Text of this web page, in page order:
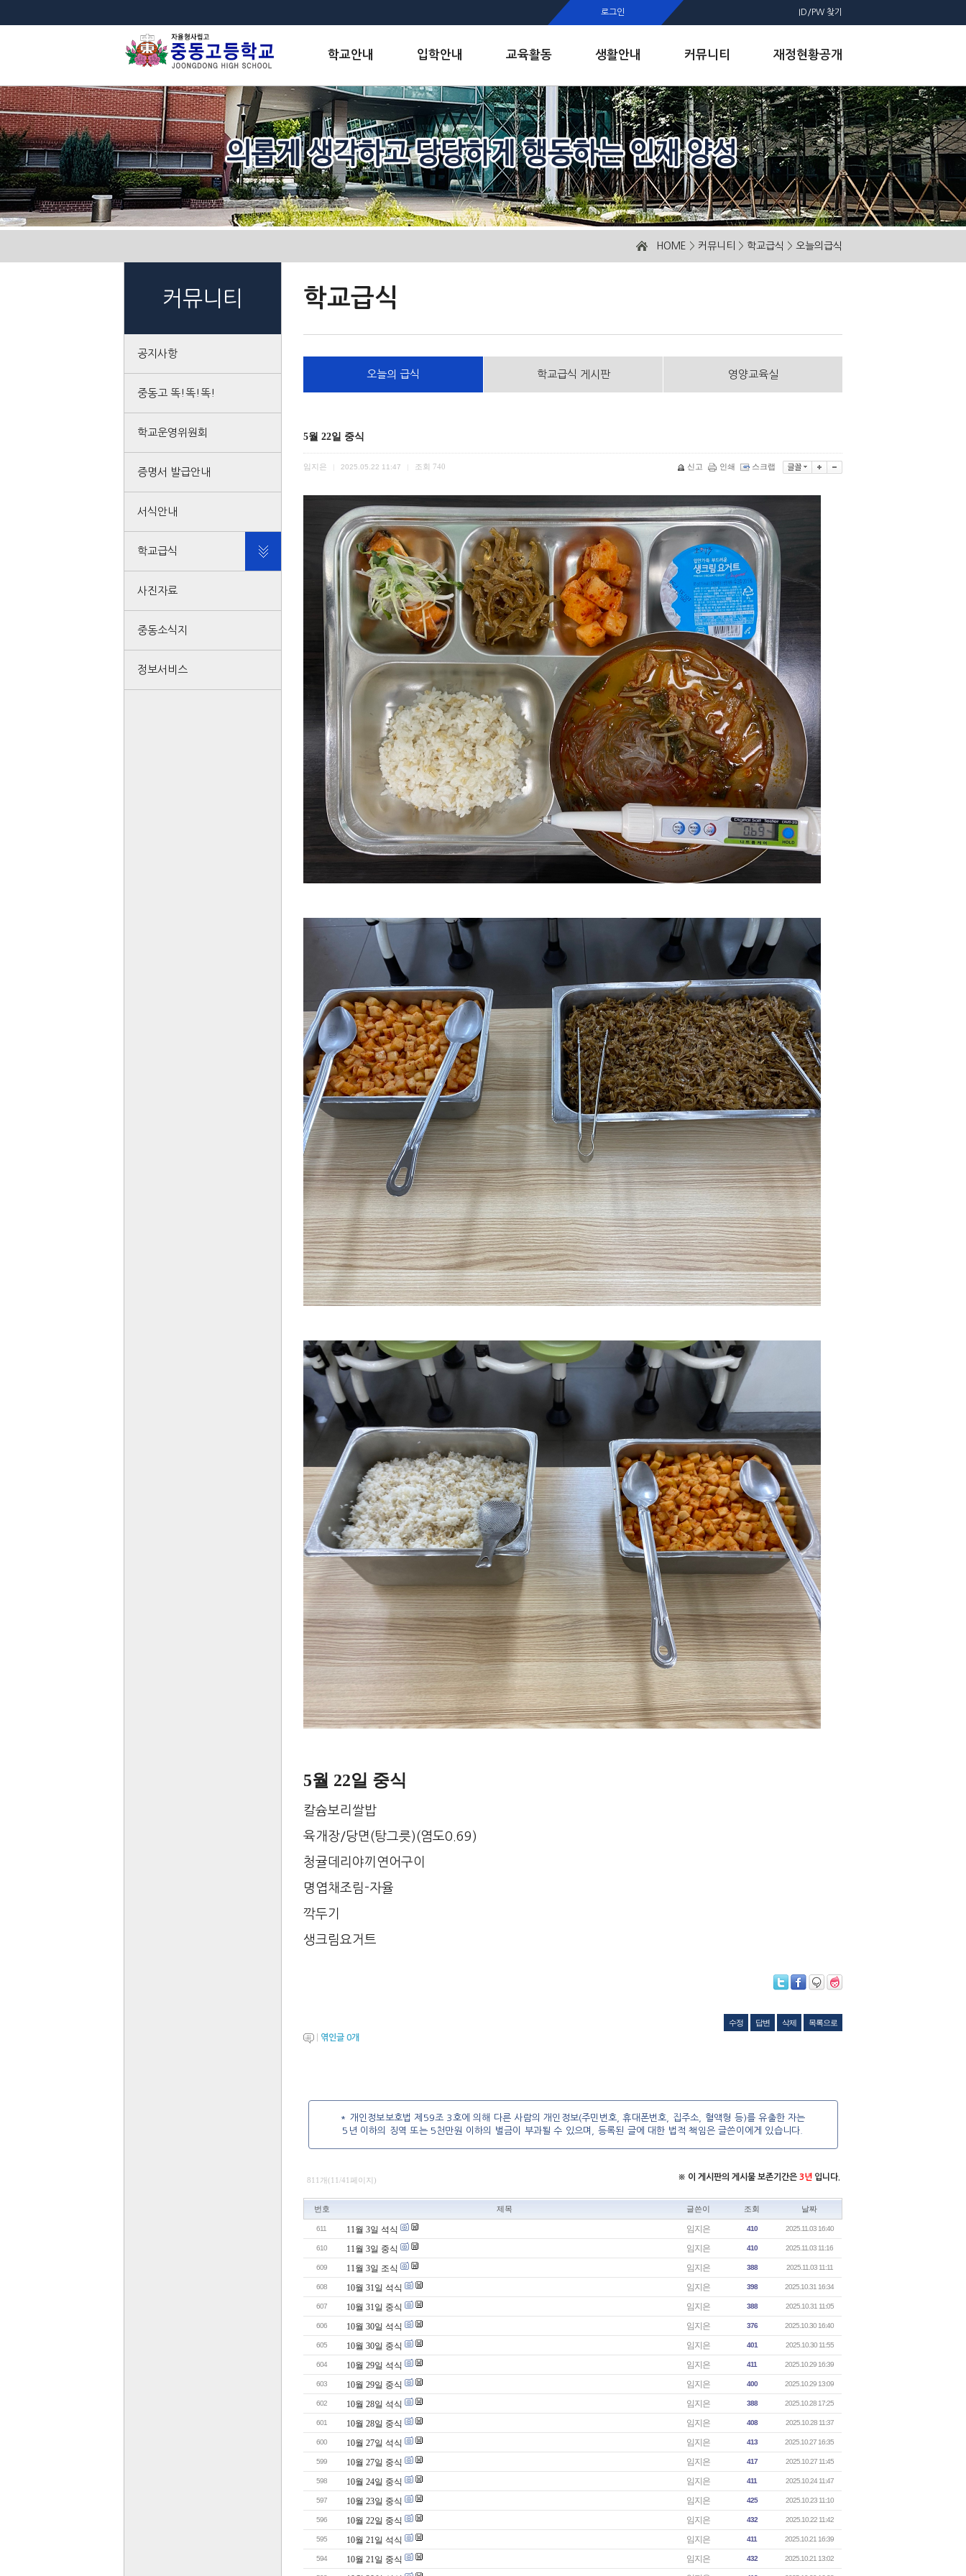
로그인 ID/PW 찾기
학교안내 입학안내 교육활동 생활안내 커뮤니티 재정현황공개
HOME > 커뮤니티 > 학교급식 > 오늘의급식
커뮤니티
공지사항
중동고 똑!똑!똑!
학교운영위원회
증명서 발급안내
서식안내
학교급식
사진자료
중동소식지
정보서비스
학교급식
오늘의 급식 학교급식 게시판 영양교육실
5월 22일 중식
임지은 2025.05.22 11:47 조회 740 신고 인쇄 스크랩
5월 22일 중식
칼슘보리쌀밥
육개장/당면(탕그릇)(염도0.69)
청귤데리야끼연어구이
명엽채조림-자율
깍두기
생크림요거트
수정 답변 삭제
목록으로
엮인글 0개
* 개인정보보호법 제59조 3호에 의해 다른 사람의 개인정보(주민번호, 휴대폰번호, 집주소, 혈액형 등)를 유출한 자는
5년 이하의 징역 또는 5천만원 이하의 벌금이 부과될 수 있으며, 등록된 글에 대한 법적 책임은 글쓴이에게 있습니다.
811개(11/41페이지) ※ 이 게시판의 게시물 보존기간은 3년 입니다.
번호 제목 글쓴이 조회 날짜
611 11월 3일 석식 임지은 410 2025.11.03 16:40
610 11월 3일 중식 임지은 410 2025.11.03 11:16
609 11월 3일 조식 임지은 388 2025.11.03 11:11
608 10월 31일 석식 임지은 398 2025.10.31 16:34
607 10월 31일 중식 임지은 388 2025.10.31 11:05
606 10월 30일 석식 임지은 376 2025.10.30 16:40
605 10월 30일 중식 임지은 401 2025.10.30 11:55
604 10월 29일 석식 임지은 411 2025.10.29 16:39
603 10월 29일 중식 임지은 400 2025.10.29 13:09
602 10월 28일 석식 임지은 388 2025.10.28 17:25
601 10월 28일 중식 임지은 408 2025.10.28 11:37
600 10월 27일 석식 임지은 413 2025.10.27 16:35
599 10월 27일 중식 임지은 417 2025.10.27 11:45
598 10월 24일 중식 임지은 411 2025.10.24 11:47
597 10월 23일 중식 임지은 425 2025.10.23 11:10
596 10월 22일 중식 임지은 432 2025.10.22 11:42
595 10월 21일 석식 임지은 411 2025.10.21 16:39
594 10월 21일 중식 임지은 432 2025.10.21 13:02